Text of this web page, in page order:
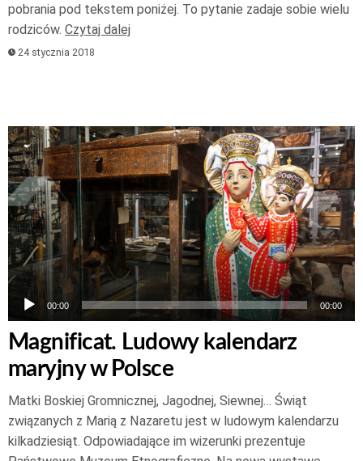
pobrania pod tekstem poniżej. To pytanie zadaje sobie wielu
rodziców. Czytaj dalej
24 stycznia 2018
Odtwarzacz
plików
dźwiękowych
00:00 00:00
Magnificat. Ludowy kalendarz
maryjny w Polsce
Matki Boskiej Gromnicznej, Jagodnej, Siewnej… Świąt
związanych z Marią z Nazaretu jest w ludowym kalendarzu
kilkadziesiąt. Odpowiadające im wizerunki prezentuje